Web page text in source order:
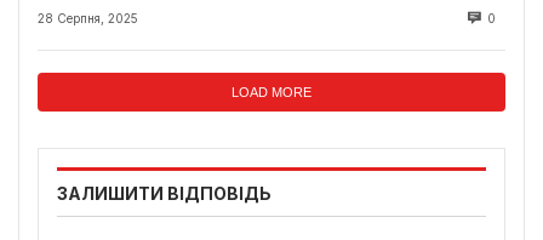
28 Серпня, 2025 0
LOAD MORE
ЗАЛИШИТИ ВІДПОВІДЬ